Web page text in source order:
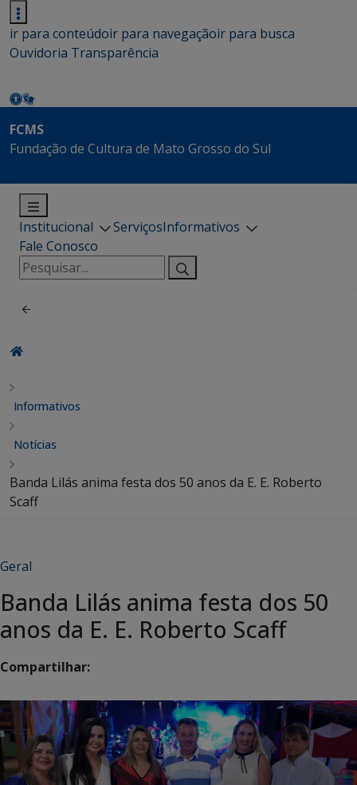
ir para conteúdoir para navegaçãoir para busca
Ouvidoria Transparência
FCMS
Fundação de Cultura de Mato Grosso do Sul
Institucional ServiçosInformativos
Fale Conosco
Pesquisar
por:
Informativos
Notícias
Banda Lilás anima festa dos 50 anos da E. E. Roberto
Scaff
Geral
Banda Lilás anima festa dos 50
anos da E. E. Roberto Scaff
Compartilhar: